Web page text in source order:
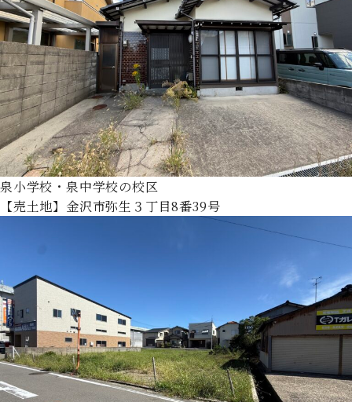
泉小学校・泉中学校の校区
【売土地】金沢市弥生３丁目8番39号